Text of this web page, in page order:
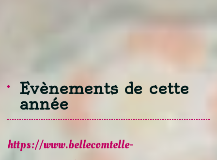
Evènements de cette
année
https://www.bellecomtelle-